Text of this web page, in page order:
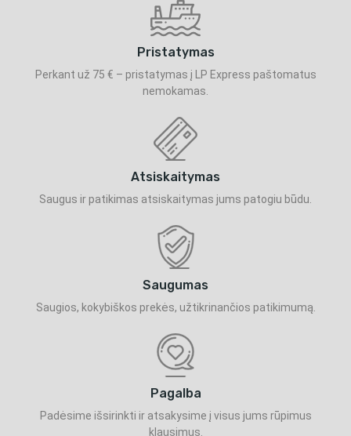
Pristatymas
Perkant už 75 € – pristatymas į LP Express paštomatus
nemokamas.
Atsiskaitymas
Saugus ir patikimas atsiskaitymas jums patogiu būdu.
Saugumas
Saugios, kokybiškos prekės, užtikrinančios patikimumą.
Pagalba
Padėsime išsirinkti ir atsakysime į visus jums rūpimus
klausimus.